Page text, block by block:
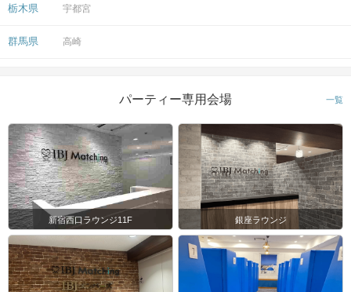
栃木県 宇都宮
群馬県 高崎
パーティー専用会場 一覧
新宿西口ラウンジ11F 銀座ラウンジ